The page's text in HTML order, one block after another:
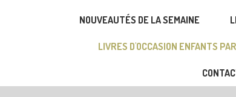
NOUVEAUTÉS DE LA SEMAINE
LIVRES D'OCCASION ENFANTS